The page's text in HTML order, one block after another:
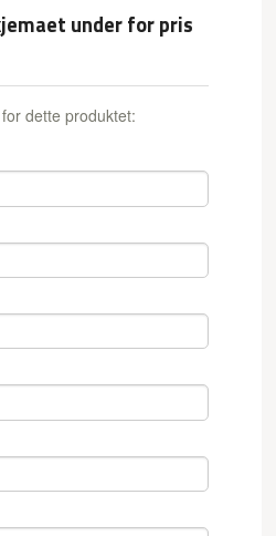
under for pris
dette produktet: